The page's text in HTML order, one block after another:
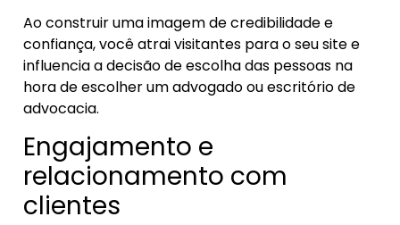
Ao construir uma imagem de credibilidade e
confiança, você atrai visitantes para o seu site e
influencia a decisão de escolha das pessoas na
hora de escolher um advogado ou escritório de
advocacia.
Engajamento e
relacionamento com
clientes